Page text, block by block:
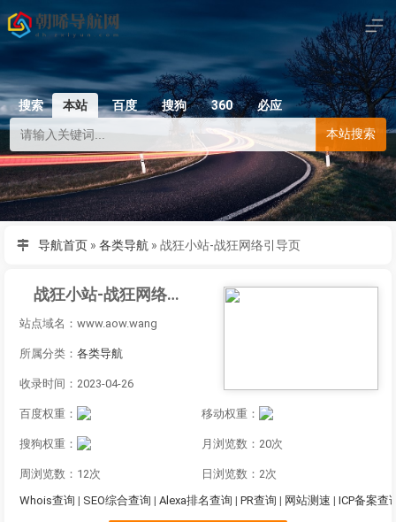
搜索 本站 百度 搜狗 360
必应
本站搜索
导航首页 » 各类导航 » 战狂小站-战狂网络引导页
战狂小站-战狂网络引导页
站点域名：www.aow.wang
所属分类： 各类导航
收录时间：2023-04-26
百度权重： 移动权重：
搜狗权重： 月浏览数：20次
周浏览数：12次
日浏览数：2次
Whois查询 | SEO综合查询 | Alexa排名查询 | PR查询 | 网站测速 | ICP备案查